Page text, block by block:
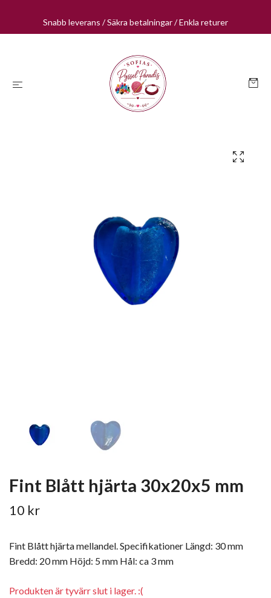
Snabb leverans / Säkra betalningar / Enkla returer
Fint Blått hjärta 30x20x5 mm
10 kr
Fint Blått hjärta mellandel. Specifikationer Längd: 30 mm
Bredd: 20 mm Höjd: 5 mm Hål: ca 3 mm
Produkten är tyvärr slut i lager. :(